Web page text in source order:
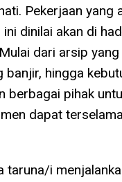
Pekerjaan yang
dinilai akan di
dari arsip
banjir, hingga
berbagai pihak
dapat
taruna/i